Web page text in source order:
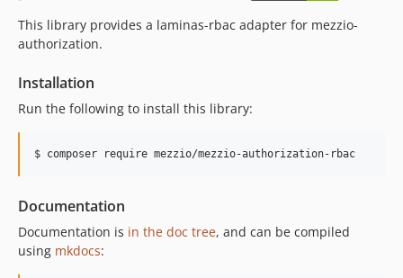
This library provides a laminas-rbac adapter for mezzio-
authorization.
Installation
Run the following to install this library:
$ composer require mezzio/mezzio-authorization-rbac
Documentation
Documentation is in the doc tree, and can be compiled
using mkdocs: